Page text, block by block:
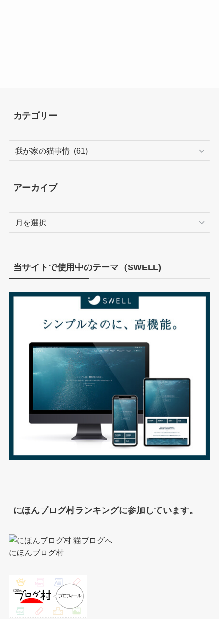
カテゴリー
ー
アーカイブ
ブ当サイトで使用中のテーマ（SWELL)
にほんブログ村ランキングに参加しています。
にほんブログ村